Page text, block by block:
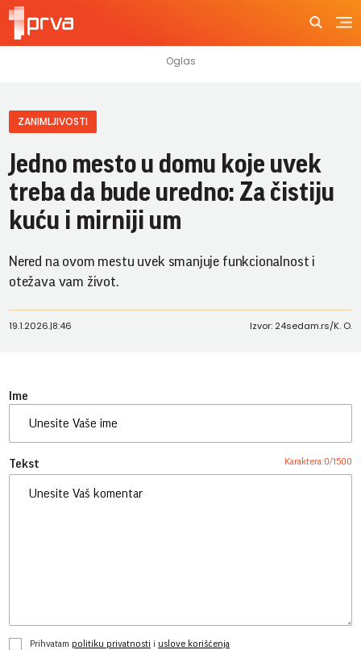
ZANIMLJIVOSTI
Jedno mesto u domu koje uvek
treba da bude uredno: Za čistiju
kuću i mirniji um
Nered na ovom mestu uvek smanjuje funkcionalnost i
otežava vam život.
19.1.2026.|8:46 Izvor: 24sedam.rs/K. O.
Ime
Tekst Karaktera:0/1500
Prihvatam politiku privatnosti i uslove korišćenja